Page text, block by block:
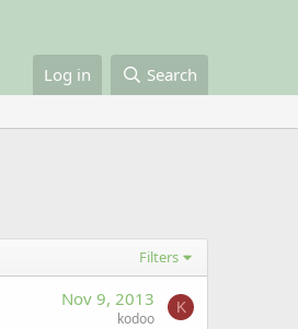
Log in Search
Filters
Nov 9, 2013
kodoo
K